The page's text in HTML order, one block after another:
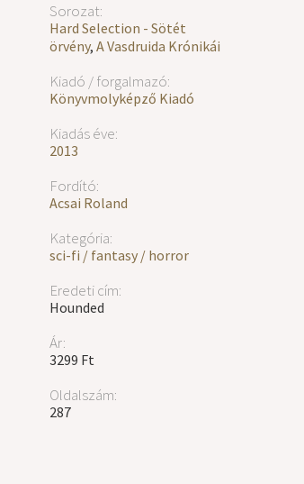
Sorozat:
Hard Selection - Sötét
örvény, A Vasdruida Krónikái
Kiadó / forgalmazó:
Könyvmolyképző Kiadó
Kiadás éve:
2013
Fordító:
Acsai Roland
Kategória:
sci-fi / fantasy / horror
Eredeti cím:
Hounded
Ár:
3299 Ft
Oldalszám:
287